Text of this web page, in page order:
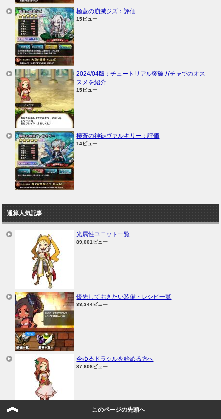
極蓋の崩滅ジズ：評価
15ビュー
2024/04版：チュートリアル突破ガチャでのオス
スメを紹介
15ビュー
極蒼の神徒ヴァルキリー：評価
14ビュー
通算人気記事
光属性ユニット一覧
89,001ビュー
優先しておきたい装備・レシピ一覧
88,344ビュー
今ゆるドラシルを始める方へ
87,608ビュー
このページの先頭へ